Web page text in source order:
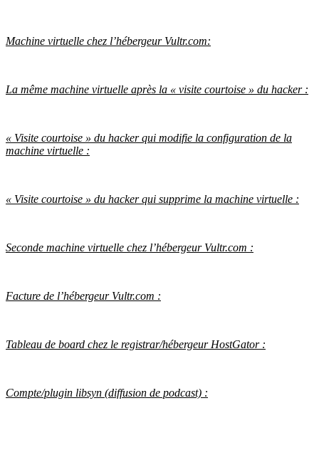
Machine virtuelle chez l’hébergeur Vultr.com:
La même machine virtuelle après la « visite courtoise » du hacker :
« Visite courtoise » du hacker qui modifie la configuration de la
machine virtuelle :
« Visite courtoise » du hacker qui supprime la machine virtuelle :
Seconde machine virtuelle chez l’hébergeur Vultr.com :
Facture de l’hébergeur Vultr.com :
Tableau de board chez le registrar/hébergeur HostGator :
Compte/plugin libsyn (diffusion de podcast) :